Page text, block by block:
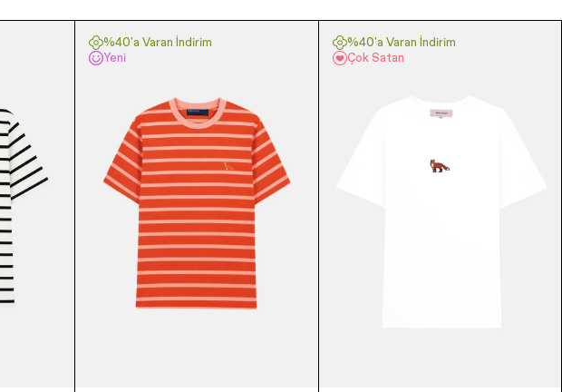
%40'a Varan İndirim
Yeni
%40'a Varan İndirim
Çok Satan